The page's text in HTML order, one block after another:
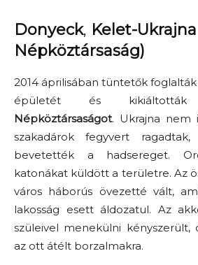
Donyeck, Kelet-
Népköztársaság)
2014 áprilisában tüntetők
épületét és
Népköztársaságot. Ukrajna nem
szakadárok fegyvert
bevetették a hadsereget.
katonákat küldött a területre. Az
város háborús övezetté vált,
lakosság esett áldozatul. Az
szüleivel menekülni kényszerült,
az ott átélt borzalmakra.